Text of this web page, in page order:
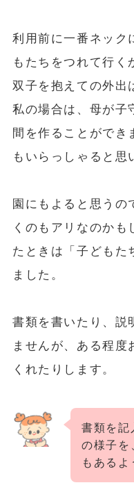
利用前に一番ネック
もたちをつれて行く
双子を抱えての外出
私の場合は、母が子
間を作ることができ
もいらっしゃると思
園にもよると思うの
くのもアリなのかも
たときは「子どもた
ました。
書類を書いたり、説
ませんが、ある程度
くれたりします。
書類を記
の様子を
もあるよ